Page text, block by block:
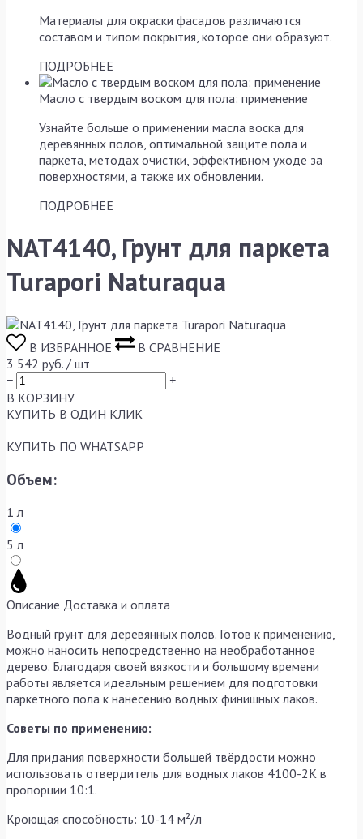
Материалы для окраски фасадов различаются
составом и типом покрытия, которое они образуют.
ПОДРОБНЕЕ
Масло с твердым воском для пола: применение
Узнайте больше о применении масла воска для
деревянных полов, оптимальной защите пола и
паркета, методах очистки, эффективном уходе за
поверхностями, а также их обновлении.
ПОДРОБНЕЕ
NAT4140, Грунт для паркета
Turapori Naturaqua
В ИЗБРАННОЕ
В СРАВНЕНИЕ
3 542 руб. / шт
−
+
В КОРЗИНУ
КУПИТЬ В ОДИН КЛИК
КУПИТЬ ПО WHATSAPP
Объем:
1 л
5 л
Описание Доставка и оплата
Водный грунт для деревянных полов. Готов к применению,
можно наносить непосредственно на необработанное
дерево. Благодаря своей вязкости и большому времени
работы является идеальным решением для подготовки
паркетного пола к нанесению водных финишных лаков.
Советы по применению:
Для придания поверхности большей твёрдости можно
использовать отвердитель для водных лаков 4100-2K в
пропорции 10:1.
Кроющая способность: 10-14 м²/л